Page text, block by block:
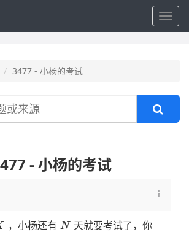
3477 - 小杨的考试
- 小杨的考试
，小杨还有 N
N天就要考试了，你